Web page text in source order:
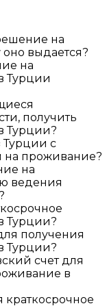
на
выдается?
на
Турции
получить
Турции?
Турции с
на проживание?
на
ведения
Турции?
получения
Турции?
счет для
в
краткосрочное